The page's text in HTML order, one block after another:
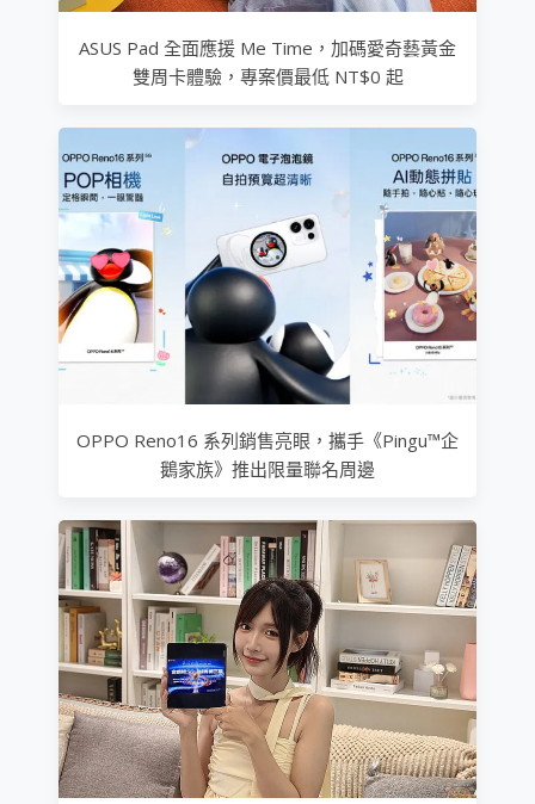
ASUS Pad 全面應援 Me Time，加碼愛奇藝黃金
雙周卡體驗，專案價最低 NT$0 起
OPPO Reno16 系列銷售亮眼，攜手《Pingu™企
鵝家族》推出限量聯名周邊